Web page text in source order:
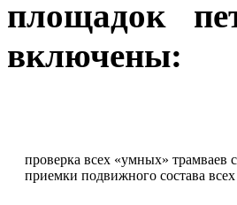
площадок
включены:
проверка всех «умных» трамваев
приемки подвижного состава